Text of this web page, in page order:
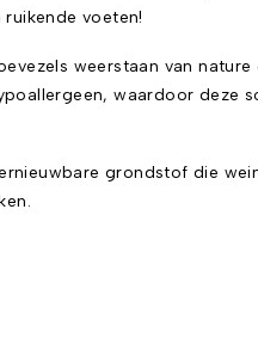
voeten!
weerstaan van
waardoor deze
grondstof die